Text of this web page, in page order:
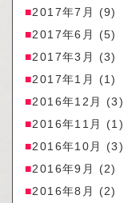
2017年7月
(9)
2017年6月
(5)
2017年3月
(3)
2017年1月
(1)
2016年12月
(3)
2016年11月
(1)
2016年10月
(3)
2016年9月
(2)
2016年8月
(2)